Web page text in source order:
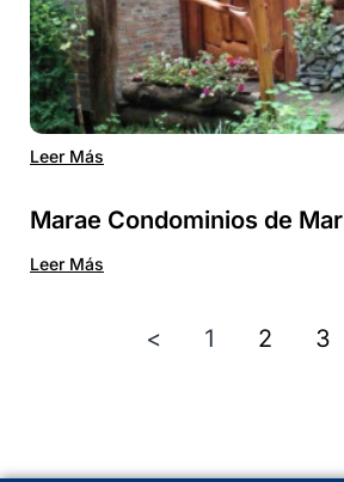
Leer Más
Marae Condominios de Mar
Leer Más
< 1 2 3